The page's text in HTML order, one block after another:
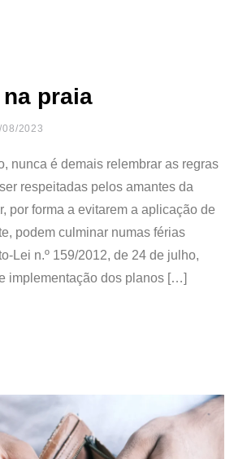
praia
08/2023
nunca é demais relembrar as regras
respeitadas pelos amantes da
por forma a evitarem a aplicação de
podem culminar numas férias
Lei n.º 159/2012, de 24 de julho,
implementação dos planos […]